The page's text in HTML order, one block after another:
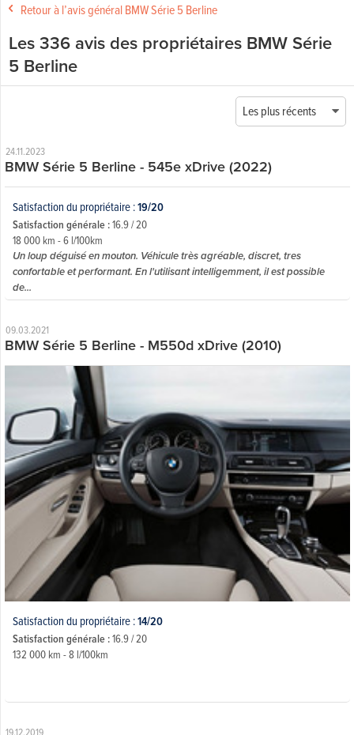
Retour à l’avis général BMW Série 5 Berline
Les 336 avis des propriétaires BMW Série
5 Berline
Les plus récents
24.11.2023
BMW Série 5 Berline - 545e xDrive (2022)
Satisfaction du propriétaire :19/20
Satisfaction générale :16.9 / 20
18 000 km - 6 l/100km
Un loup déguisé en mouton. Véhicule très agréable, discret, tres
confortable et performant. En l'utilisant intelligemment, il est possible
de...
09.03.2021
BMW Série 5 Berline - M550d xDrive (2010)
Satisfaction du propriétaire :14/20
Satisfaction générale :16.9 / 20
132 000 km - 8 l/100km
19.12.2019